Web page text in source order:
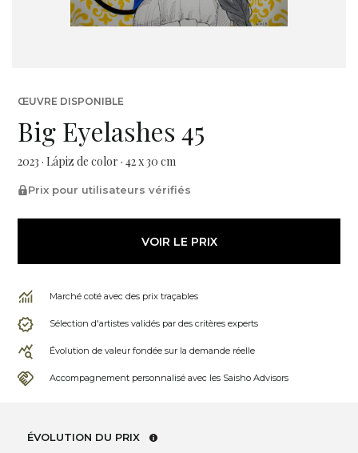
ŒUVRE DISPONIBLE
Big Eyelashes 45
2023 · Lápiz de color · 42 x 30 cm
Prix pour utilisateurs vérifiés
VOIR LE PRIX
Marché coté avec des prix traçables
Sélection d'artistes validés par des critères experts
Évolution de valeur fondée sur la demande réelle
Accompagnement personnalisé avec les Saisho Advisors
ÉVOLUTION DU PRIX